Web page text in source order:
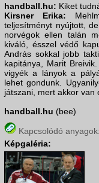
handball.hu: Kiket
Kirsner Erika:
teljesítményt nyújtott,
norvégok ellen talán
kiváló, ésszel védő
András sokkal jobb
kapitánya, Marit
vigyék a lányok a
lehet gondunk.
játszani, mert akkor van
handball.hu (bee)
Kapcsolódó anyagok:
Képgaléria: